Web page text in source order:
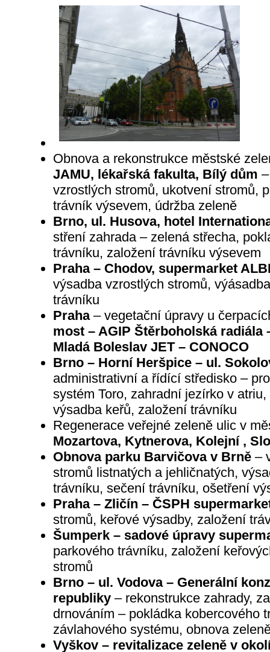
Obnova a rekonstrukce městské
JAMU, lékařská fakulta, Bílý dům
vzrostlých stromů, ukotvení stromů,
trávník výsevem, údržba zeleně
Brno, ul. Husova, hotel
stření zahrada – zelená střecha,
trávníku, založení trávníku výsevem
Praha – Chodov, supermarket
výsadba vzrostlých stromů,
trávníku
Praha– vegetační úpravy u
most – AGIP Štěrboholská radiála
Mladá Boleslav JET – CONOCO
Brno – Horní Heršpice – ul.
administrativní a řídící středisko –
systém Toro, zahradní jezírko v
výsadba keřů, založení trávníku
Regenerace veřejné zeleně ulic v
Mozartova, Kytnerova, Kolejní ,
Obnova parku Barvičova v Brně–
stromů listnatých a jehličnatých,
trávníku, sečení trávníku, ošetření
Praha – Zličín – ČSPH
stromů, keřové výsadby, založení
Šumperk – sadové úpravy
parkového trávníku, založení
stromů
Brno – ul. Vodova – Generální
republiky– rekonstrukce zahrady,
drnováním – pokládka kobercového
závlahového systému, obnova
Vyškov – revitalizace zeleně v